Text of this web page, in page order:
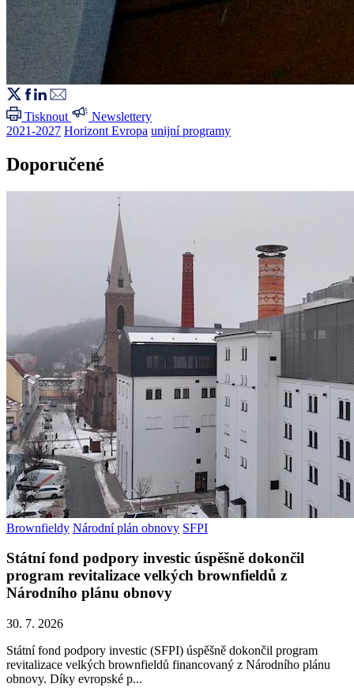
Tisknout
Newslettery
2021-2027 Horizont Evropa unijní programy
Doporučené
Brownfieldy Národní plán obnovy SFPI
Státní fond podpory investic úspěšně dokončil
program revitalizace velkých brownfieldů z
Národního plánu obnovy
30. 7. 2026
Státní fond podpory investic (SFPI) úspěšně dokončil program
revitalizace velkých brownfieldů financovaný z Národního plánu
obnovy. Díky evropské p...